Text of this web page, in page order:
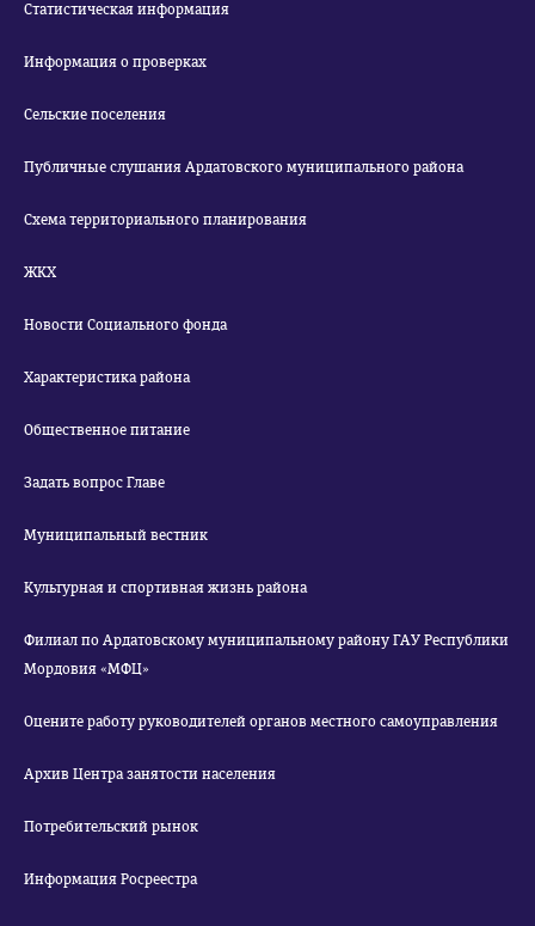
Статистическая информация
Информация о проверках
Сельские поселения
Публичные слушания Ардатовского муниципального района
Схема территориального планирования
ЖКХ
Новости Социального фонда
Характеристика района
Общественное питание
Задать вопрос Главе
Муниципальный вестник
Культурная и спортивная жизнь района
Филиал по Ардатовскому муниципальному району ГАУ Республики
Мордовия «МФЦ»
Оцените работу руководителей органов местного самоуправления
Архив Центра занятости населения
Потребительский рынок
Информация Росреестра